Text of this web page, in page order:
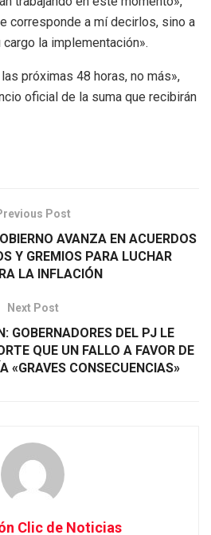
corresponde a mí decirlos, sino a
la implementación».
próximas 48 horas, no más»,
oficial de la suma que recibirán
Post
AVANZA EN ACUERDOS
Y GREMIOS PARA LUCHAR
LA INFLACIÓN
Next Post
GOBERNADORES DEL PJ LE
QUE UN FALLO A FAVOR DE
«GRAVES CONSECUENCIAS»
Clic de Noticias